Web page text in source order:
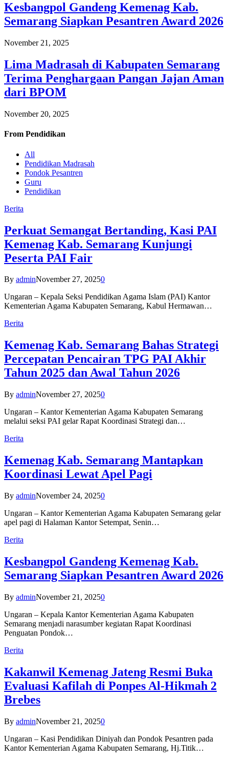
Kesbangpol Gandeng Kemenag Kab.
Semarang Siapkan Pesantren Award 2026
November 21, 2025
Lima Madrasah di Kabupaten Semarang
Terima Penghargaan Pangan Jajan Aman
dari BPOM
November 20, 2025
From Pendidikan
All
Pendidikan Madrasah
Pondok Pesantren
Guru
Pendidikan
Berita
Perkuat Semangat Bertanding, Kasi PAI
Kemenag Kab. Semarang Kunjungi
Peserta PAI Fair
By adminNovember 27, 20250
Ungaran – Kepala Seksi Pendidikan Agama Islam (PAI) Kantor
Kementerian Agama Kabupaten Semarang, Kabul Hermawan…
Berita
Kemenag Kab. Semarang Bahas Strategi
Percepatan Pencairan TPG PAI Akhir
Tahun 2025 dan Awal Tahun 2026
By adminNovember 27, 20250
Ungaran – Kantor Kementerian Agama Kabupaten Semarang
melalui seksi PAI gelar Rapat Koordinasi Strategi dan…
Berita
Kemenag Kab. Semarang Mantapkan
Koordinasi Lewat Apel Pagi
By adminNovember 24, 20250
Ungaran – Kantor Kementerian Agama Kabupaten Semarang gelar
apel pagi di Halaman Kantor Setempat, Senin…
Berita
Kesbangpol Gandeng Kemenag Kab.
Semarang Siapkan Pesantren Award 2026
By adminNovember 21, 20250
Ungaran – Kepala Kantor Kementerian Agama Kabupaten
Semarang menjadi narasumber kegiatan Rapat Koordinasi
Penguatan Pondok…
Berita
Kakanwil Kemenag Jateng Resmi Buka
Evaluasi Kafilah di Ponpes Al-Hikmah 2
Brebes
By adminNovember 21, 20250
Ungaran – Kasi Pendidikan Diniyah dan Pondok Pesantren pada
Kantor Kementerian Agama Kabupaten Semarang, Hj.Titik…